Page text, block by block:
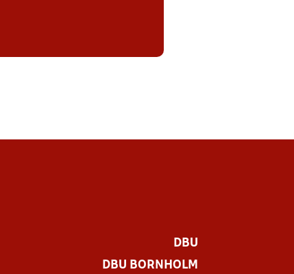
DBU
DBU BORNHOLM